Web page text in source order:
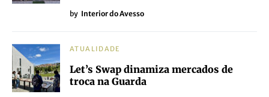
by Interior do Avesso
ATUALIDADE
Let’s Swap dinamiza mercados de
troca na Guarda